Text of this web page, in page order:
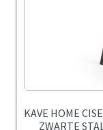
KAVE HOME
ZWARTE